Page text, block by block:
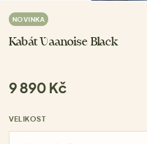
NOVINKA
Kabát Vaanoise Black
9 890 Kč
VELIKOST